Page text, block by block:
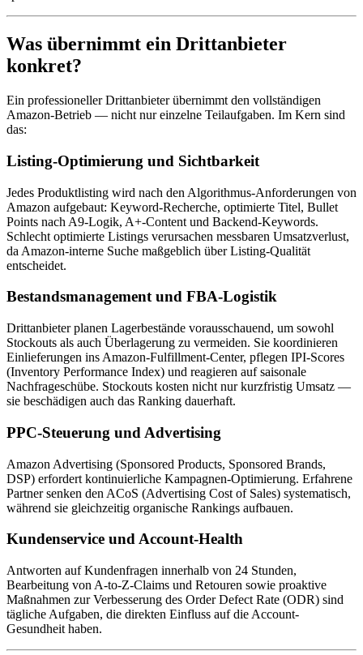
Was übernimmt ein Drittanbieter
konkret?
Ein professioneller Drittanbieter übernimmt den vollständigen
Amazon-Betrieb — nicht nur einzelne Teilaufgaben. Im Kern sind
das:
Listing-Optimierung und Sichtbarkeit
Jedes Produktlisting wird nach den Algorithmus-Anforderungen von
Amazon aufgebaut: Keyword-Recherche, optimierte Titel, Bullet
Points nach A9-Logik, A+-Content und Backend-Keywords.
Schlecht optimierte Listings verursachen messbaren Umsatzverlust,
da Amazon-interne Suche maßgeblich über Listing-Qualität
entscheidet.
Bestandsmanagement und FBA-Logistik
Drittanbieter planen Lagerbestände vorausschauend, um sowohl
Stockouts als auch Überlagerung zu vermeiden. Sie koordinieren
Einlieferungen ins Amazon-Fulfillment-Center, pflegen IPI-Scores
(Inventory Performance Index) und reagieren auf saisonale
Nachfrageschübe. Stockouts kosten nicht nur kurzfristig Umsatz —
sie beschädigen auch das Ranking dauerhaft.
PPC-Steuerung und Advertising
Amazon Advertising (Sponsored Products, Sponsored Brands,
DSP) erfordert kontinuierliche Kampagnen-Optimierung. Erfahrene
Partner senken den ACoS (Advertising Cost of Sales) systematisch,
während sie gleichzeitig organische Rankings aufbauen.
Kundenservice und Account-Health
Antworten auf Kundenfragen innerhalb von 24 Stunden,
Bearbeitung von A-to-Z-Claims und Retouren sowie proaktive
Maßnahmen zur Verbesserung des Order Defect Rate (ODR) sind
tägliche Aufgaben, die direkten Einfluss auf die Account-
Gesundheit haben.